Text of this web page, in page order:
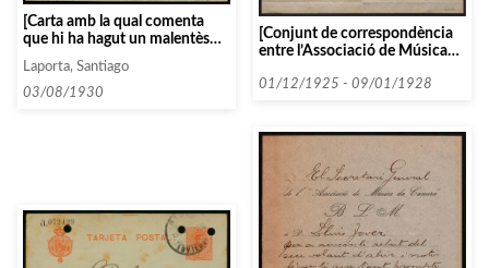
[Carta amb la qual comenta
que hi ha hagut un malentès
respecte a la posició de
l’Universum Film
Aktiengesellschaft i espera no
Laporta, Santiago
03/08/1930
[Conjunt de correspondència
entre l’Associació de Música
Música de Vic]
01/12/1925 - 09/01/1928